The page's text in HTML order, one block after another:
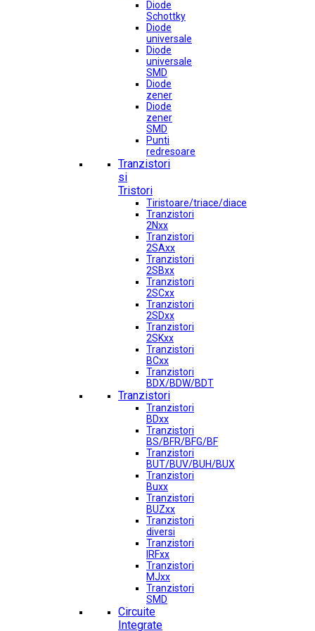
Diode
Schottky
Diode
universale
Diode
universale
SMD
Diode
zener
Diode
zener
SMD
Punti
redresoare
Tranzistori
si
Tristori
Tiristoare/triace/diace
Tranzistori
2Nxx
Tranzistori
2SAxx
Tranzistori
2SBxx
Tranzistori
2SCxx
Tranzistori
2SDxx
Tranzistori
2SKxx
Tranzistori
BCxx
Tranzistori
BDX/BDW/BDT
Tranzistori
Tranzistori
BDxx
Tranzistori
BS/BFR/BFG/BF
Tranzistori
BUT/BUV/BUH/BUX
Tranzistori
Buxx
Tranzistori
BUZxx
Tranzistori
diversi
Tranzistori
IRFxx
Tranzistori
MJxx
Tranzistori
SMD
Circuite
Integrate